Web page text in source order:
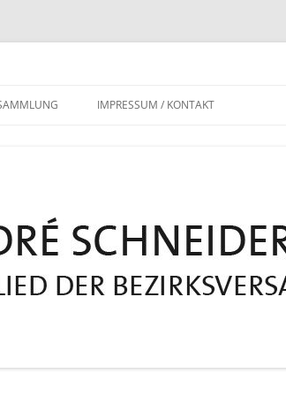
IMPRESSUM / KONTAKT